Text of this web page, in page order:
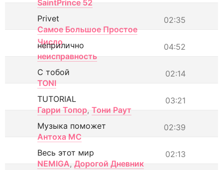
SaintPrince 52
02:35
Privet
Самое Большое Простое
Число
04:52
неприлично
неисправность
02:14
С тобой
TONI
03:21
TUTORIAL
Гарри Топор, Тони Раут
02:39
Музыка поможет
Антоха МС
02:13
Весь этот мир
NEMIGA, Дорогой Дневник